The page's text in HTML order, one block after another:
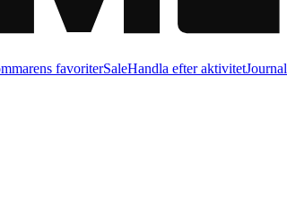
favoriterSaleHandla efter aktivitetJournal